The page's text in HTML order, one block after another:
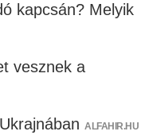
kapcsán? Melyik
vesznek a
ALFAHIR.HU